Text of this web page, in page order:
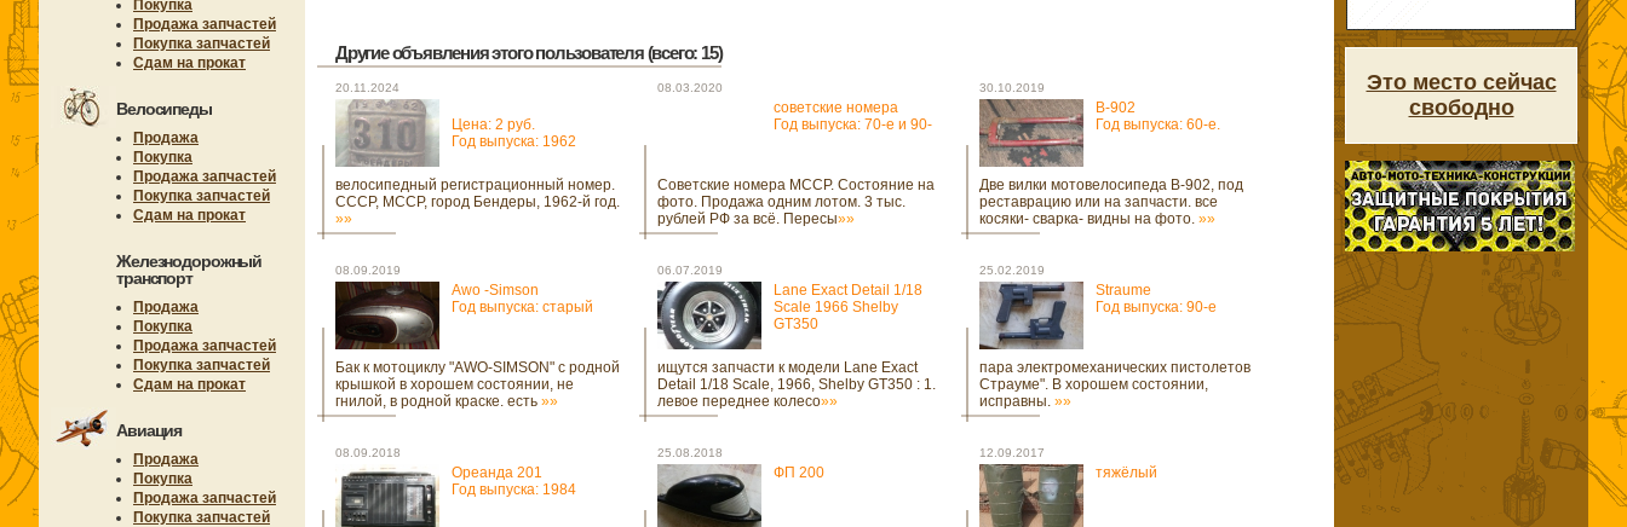
Покупка
Продажа запчастей
Покупка запчастей
Сдам на прокат
Велосипеды
Продажа
Покупка
Продажа запчастей
Покупка запчастей
Сдам на прокат
Железнодорожный
транспорт
Продажа
Покупка
Продажа запчастей
Покупка запчастей
Сдам на прокат
Авиация
Продажа
Покупка
Продажа запчастей
Покупка запчастей
Другие объявления этого пользователя (всего: 15)
20.11.2024
Цена: 2 руб.
Год выпуска: 1962
велосипедный регистрационный номер.
СССР, МССР, город Бендеры, 1962-й год.
»»
08.03.2020
советские номера
Год выпуска: 70-е и 90-
Советские номера МССР. Состояние на
фото. Продажа одним лотом. 3 тыс.
рублей РФ за всё. Пересы»»
30.10.2019
В-902
Год выпуска: 60-е.
Две вилки мотовелосипеда В-902, под
реставрацию или на запчасти. все
косяки- сварка- видны на фото. »»
08.09.2019
Awo -Simson
Год выпуска: старый
Бак к мотоциклу "AWO-SIMSON" с родной
крышкой в хорошем состоянии, не
гнилой, в родной краске. есть »»
06.07.2019
Lane Exact Detail 1/18
Scale 1966 Shelby
GT350
ищутся запчасти к модели Lane Exact
Detail 1/18 Scale, 1966, Shelby GT350 : 1.
левое переднее колесо»»
25.02.2019
Straume
Год выпуска: 90-е
пара электромеханических пистолетов
Страуме". В хорошем состоянии,
исправны. »»
08.09.2018
Ореанда 201
Год выпуска: 1984
25.08.2018
ФП 200
12.09.2017
тяжёлый
Это место сейчас
свободно